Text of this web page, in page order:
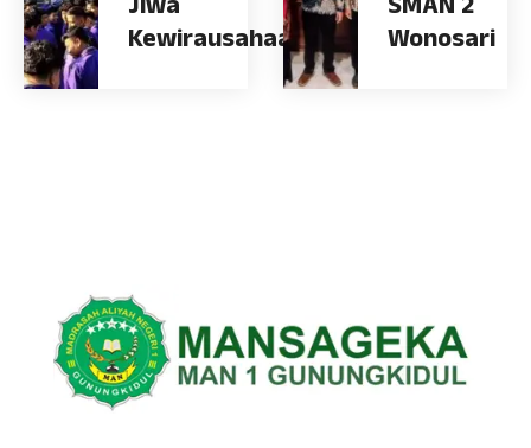
Jiwa
Kewirausahaan
SMAN 2
Wonosari